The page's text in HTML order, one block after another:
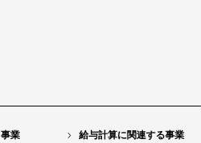
業 給与計算に関連する事業